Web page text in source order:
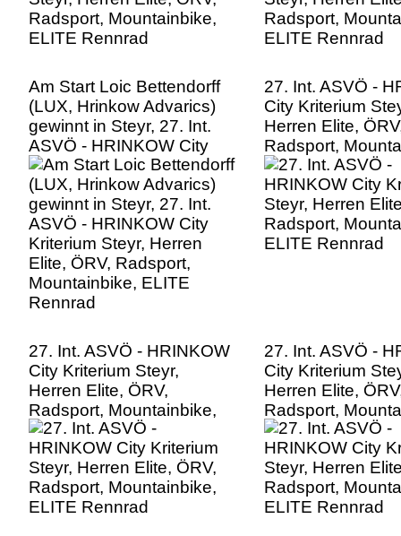
Am Start Loic Bettendorff
(LUX, Hrinkow Advarics)
gewinnt in Steyr, 27. Int.
ASVÖ - HRINKOW City
Kriterium Steyr, Herren
Elite, ÖRV, Radsport,
Mountainbike, ELITE
Rennrad
27. Int. ASVÖ -
City Kriterium
Herren Elite,
Radsport,
ELITE Rennrad
27. Int. ASVÖ - HRINKOW
City Kriterium Steyr,
Herren Elite, ÖRV,
Radsport, Mountainbike,
ELITE Rennrad
27. Int. ASVÖ -
City Kriterium
Herren Elite,
Radsport,
ELITE Rennrad